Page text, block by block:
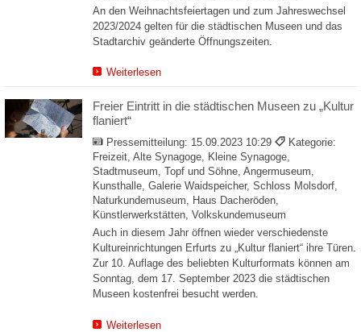
An den Weihnachtsfeiertagen und zum Jahreswechsel
2023/2024 gelten für die städtischen Museen und das
Stadtarchiv geänderte Öffnungszeiten.
Weiterlesen
Freier Eintritt in die städtischen Museen zu „Kultur
flaniert“
Pressemitteilung: 15.09.2023 10:29
Kategorie:
Freizeit, Alte Synagoge, Kleine Synagoge,
Stadtmuseum, Topf und Söhne, Angermuseum,
Kunsthalle, Galerie Waidspeicher, Schloss Molsdorf,
Naturkundemuseum, Haus Dacheröden,
Künstlerwerkstätten, Volkskundemuseum
Auch in diesem Jahr öffnen wieder verschiedenste
Kultureinrichtungen Erfurts zu „Kultur flaniert“ ihre Türen.
Zur 10. Auflage des beliebten Kulturformats können am
Sonntag, dem 17. September 2023 die städtischen
Museen kostenfrei besucht werden.
Weiterlesen